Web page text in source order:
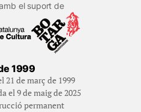
el suport de
1999
21 de març de 1999
el 9 de maig de 2025
permanent